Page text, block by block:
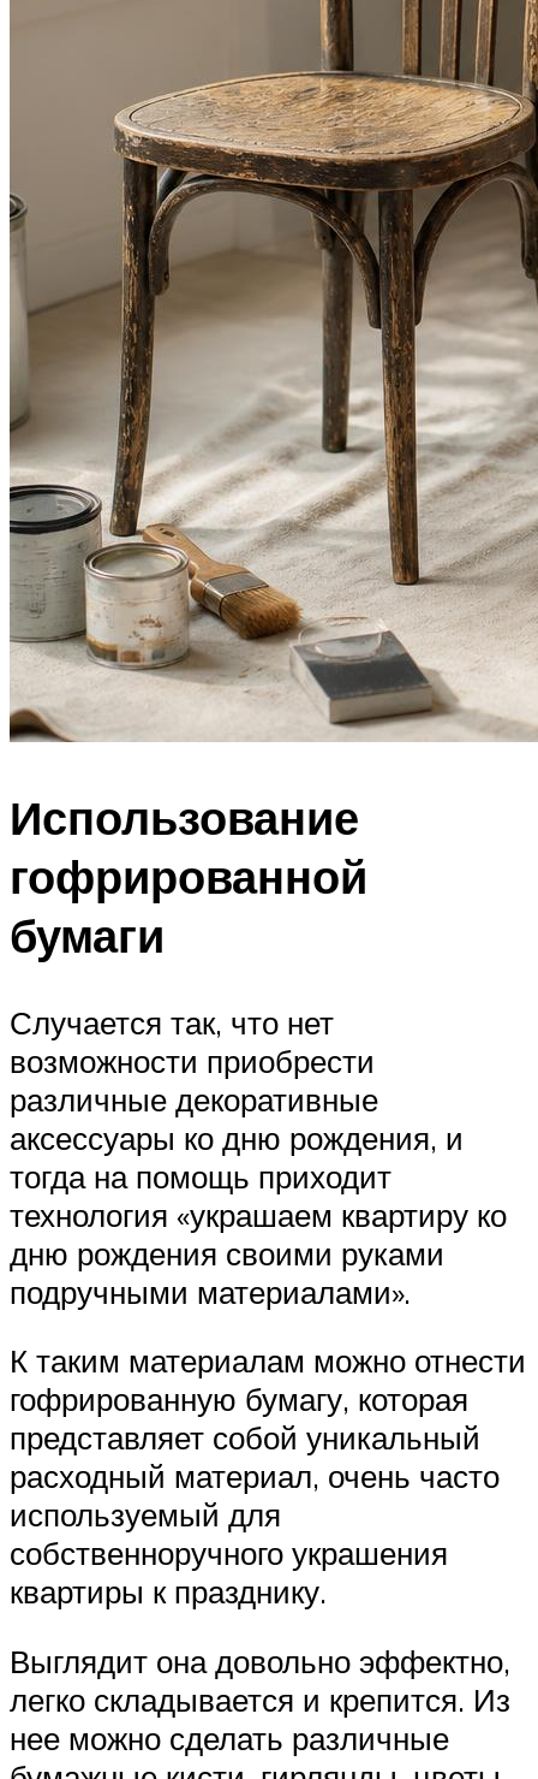
Использование
гофрированной
бумаги
Случается так, что нет
возможности приобрести
различные декоративные
аксессуары ко дню рождения, и
тогда на помощь приходит
технология «украшаем квартиру ко
дню рождения своими руками
подручными материалами».
К таким материалам можно отнести
гофрированную бумагу, которая
представляет собой уникальный
расходный материал, очень часто
используемый для
собственноручного украшения
квартиры к празднику.
Выглядит она довольно эффектно,
легко складывается и крепится. Из
нее можно сделать различные